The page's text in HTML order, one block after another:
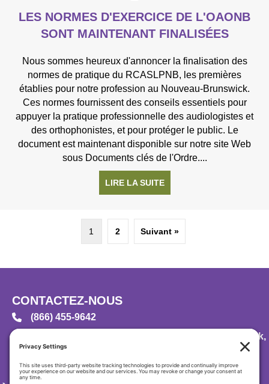
LES NORMES D'EXERCICE DE L'OAONB
SONT MAINTENANT FINALISÉES
Nous sommes heureux d'annoncer la finalisation des
normes de pratique du RCASLPNB, les premières
établies pour notre profession au Nouveau-Brunswick.
Ces normes fournissent des conseils essentiels pour
appuyer la pratique professionnelle des audiologistes et
des orthophonistes, et pour protéger le public. Le
document est maintenant disponible sur notre site Web
sous Documents clés de l'Ordre....
LIRE LA SUITEÀ PROPOS DE LES
1 2 Suivant »
CONTACTEZ-NOUS
(866) 455-9642
Case Postale 23113, Moncton, Nouveau-Brunswick,
E1A 6S8
info@rcaslpnb.ca